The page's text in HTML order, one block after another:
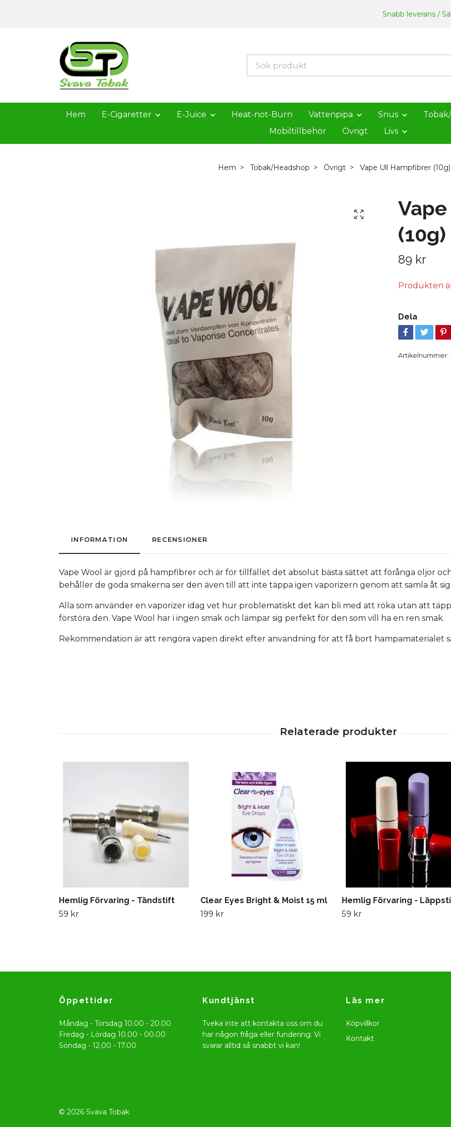
Snabb leverans /
Hem E-Cigaretter E-Juice Heat-not-Burn Vattenpipa Snus
Mobiltillbehör
Övrigt Livs
Hem Tobak/Headshop Övrigt Vape Ull Hampfibrer (10g)
(10g)
89 kr
Produkten
Dela
Artikelnummer:
INFORMATION RECENSIONER
Vape Wool är gjord på hampfibrer och är för tillfället det absolut bästa sättet att förånga oljor
behåller de goda smakerna ser den även till att inte täppa igen vaporizern genom att samla åt
Alla som använder en vaporizer idag vet hur problematiskt det kan bli med att röka utan att
förstöra den. Vape Wool har i ingen smak och lämpar sig perfekt för den som vill ha en ren smak.
Rekommendation är att rengöra vapen direkt efter användning för att få bort hampamaterialet
Hemlig Förvaring - Tändstift
59 kr
Clear Eyes Bright & Moist 15 ml
199 kr
Hemlig Förvaring -
59 kr
Öppettider
Måndag - Torsdag 10.00 - 20.00
Fredag - Lördag 10.00 - 00.00
Söndag - 12.00 - 17.00
Kundtjänst
Tveka inte att kontakta oss om du
har någon fråga eller fundering. Vi
svarar alltid så snabbt vi kan!
Läs mer
Köpvillkor
Kontakt
© 2026 Svava Tobak